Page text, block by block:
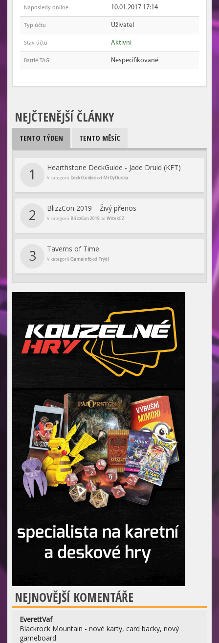
Naposledy online 10.01.2017 17:14
Typ účtu Uživatel
Stav účtu Aktivní
Battle TAG Nespecifikované
NEJČTENĚJŠÍ ČLÁNKY
TENTO TÝDEN TENTO MĚSÍC
1 Hearthstone DeckGuide - Jade Druid (KFT)
V kategorii Deck Guidesod MrDyDuska
2 BlizzCon 2019 – Živý přenos
V kategorii BlizzCon 2019 od WitekCZ
3 Taverns of Time
V kategorii Gameinfood Frýdl
NEJNOVĚJŠÍ KOMENTÁŘE
EverettVaf
Blackrock Mountain - nové karty, card backy, nový
gameboard